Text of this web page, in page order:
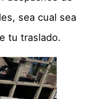
sea cual sea
tu traslado.